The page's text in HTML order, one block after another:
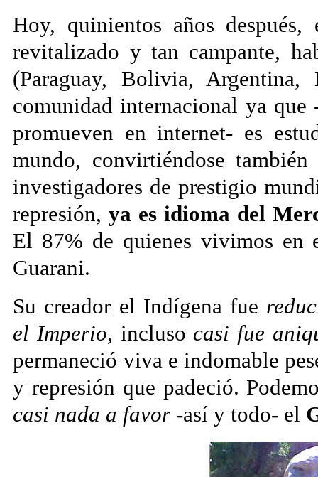
Hoy, quinientos años
revitalizado y tan campante,
(Paraguay, Bolivia,
comunidad internacional ya
promueven en internet- es
mundo, convirtiéndose
investigadores de prestigio
represión,ya es idioma del
El 87% de quienes vivimos en
Guarani.
Su creador el Indígena fue
el Imperio, incluso casi fue
permaneció viva e indomable
y represión que padeció.
casi nada a favor -así y todo- el